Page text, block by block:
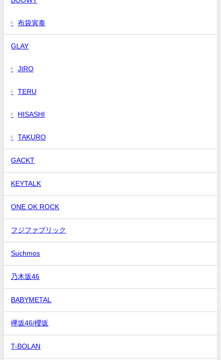
布袋寅泰
GLAY
JIRO
TERU
HISASHI
TAKURO
GACKT
KEYTALK
ONE OK ROCK
フジファブリック
Suchmos
乃木坂46
BABYMETAL
欅坂46/櫻坂
T-BOLAN